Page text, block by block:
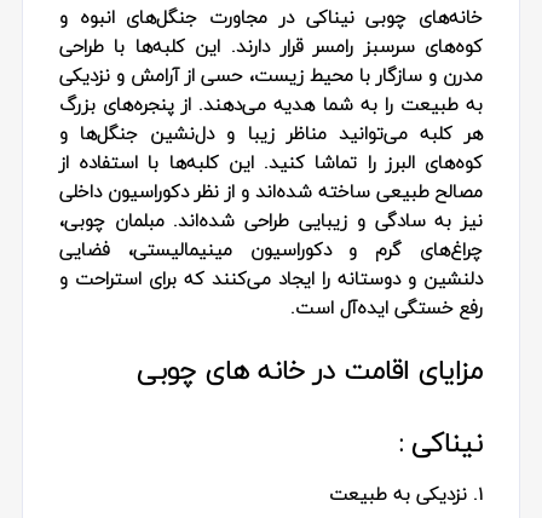
خانه‌های چوبی نیناکی در مجاورت جنگل‌های انبوه و
کوه‌های سرسبز رامسر قرار دارند. این کلبه‌ها با طراحی
مدرن و سازگار با محیط زیست، حسی از آرامش و نزدیکی
به طبیعت را به شما هدیه می‌دهند. از پنجره‌های بزرگ
هر کلبه می‌توانید مناظر زیبا و دل‌نشین جنگل‌ها و
کوه‌های البرز را تماشا کنید. این کلبه‌ها با استفاده از
مصالح طبیعی ساخته شده‌اند و از نظر دکوراسیون داخلی
نیز به سادگی و زیبایی طراحی شده‌اند. مبلمان چوبی،
چراغ‌های گرم و دکوراسیون مینیمالیستی، فضایی
دلنشین و دوستانه را ایجاد می‌کنند که برای استراحت و
رفع خستگی ایده‌آل است.
مزایای اقامت در خانه های چوبی
نیناکی :
1. نزدیکی به طبیعت